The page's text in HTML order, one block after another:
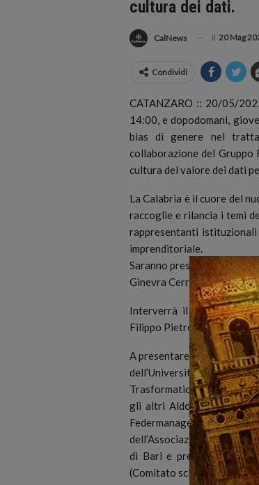
cultura dei dati.
CalNews il 20 Mag
Condividi
CATANZARO :: 20/05/
14:00, e dopodomani,
bias di genere nel
collaborazione del Gruppo
cultura del valore dei dati
La Calabria è il cuore del
raccoglie e rilancia i temi
rappresentanti istituzionali
imprenditoriale.
Saranno presenti il
Ginevra Cerrina Feroni, i
Interverrà il
Filippo Pietropaolo.
A presentare lo studio il
dell’Università della
Trasformation & Analytics,
gli altri Aldo Ferrara
Federmanager
dell’Associazione Italiana
di Bari e presidente
(Comitato scientifico della